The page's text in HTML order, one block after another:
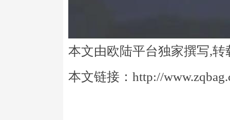
本文由欧陆平台独家撰写,转
本文链接：http://